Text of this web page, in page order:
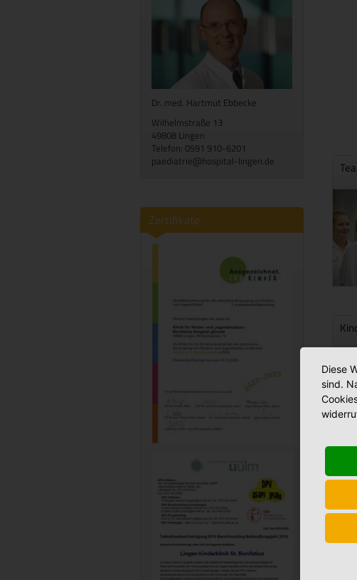
Dr. med. Hartmut Ebbecke
Wilhelmstraße 13
49808 Lingen
Telefon: 0591 910-6201
paediatrie@hospital-lingen.de
Zertifikate
Diese
sind.